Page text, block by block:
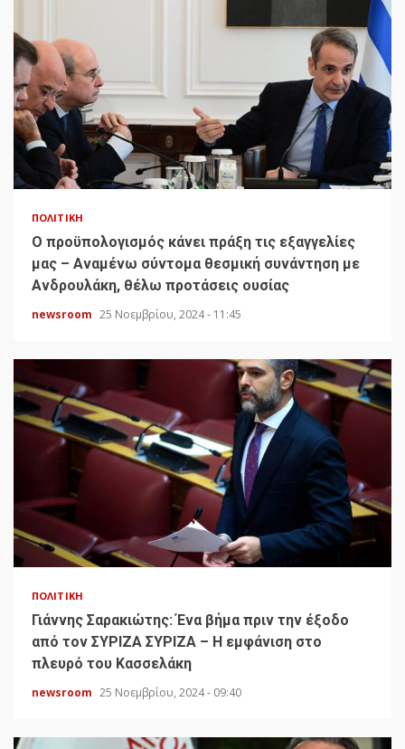
ΠΟΛΙΤΙΚΉ
Ο προϋπολογισμός κάνει πράξη τις εξαγγελίες
μας – Αναμένω σύντομα θεσμική συνάντηση με
Ανδρουλάκη, θέλω προτάσεις ουσίας
newsroom 25 Νοεμβρίου, 2024 - 11:45
ΠΟΛΙΤΙΚΉ
Γιάννης Σαρακιώτης: Ένα βήμα πριν την έξοδο
από τον ΣΥΡΙΖΑ ΣΥΡΙΖΑ – Η εμφάνιση στο
πλευρό του Κασσελάκη
newsroom 25 Νοεμβρίου, 2024 - 09:40